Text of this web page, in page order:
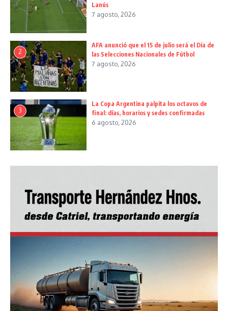
Lanús
7 agosto, 2026
2
AFA anunció que el 15 de julio será el Día de
las Selecciones Nacionales de Fútbol
7 agosto, 2026
3
La Copa Argentina palpita los octavos de
final: días, horarios y sedes confirmadas
6 agosto, 2026